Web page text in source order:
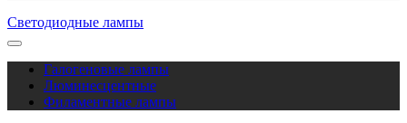
Светодиодные лампы
Галогеновые лампы
Люминесцентные
Филаментные лампы